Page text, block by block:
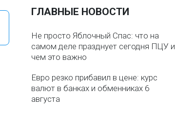
ГЛАВНЫЕ НОВОСТИ
Не просто Яблочный Спас: что на
самом деле празднует сегодня ПЦУ и
чем это важно
Евро резко прибавил в цене: курс
валют в банках и обменниках 6
августа